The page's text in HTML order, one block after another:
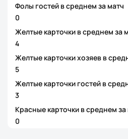
Фолы гостей в среднем за матч
0
Желтые карточки в среднем за
4
Желтые карточки хозяев в
5
Желтые карточки гостей в
3
Красные карточки в среднем за
0